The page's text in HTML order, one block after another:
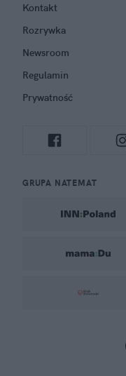
Kontakt
Rozrywka
Newsroom
Regulamin
Prywatność
GRUPA NATEMAT